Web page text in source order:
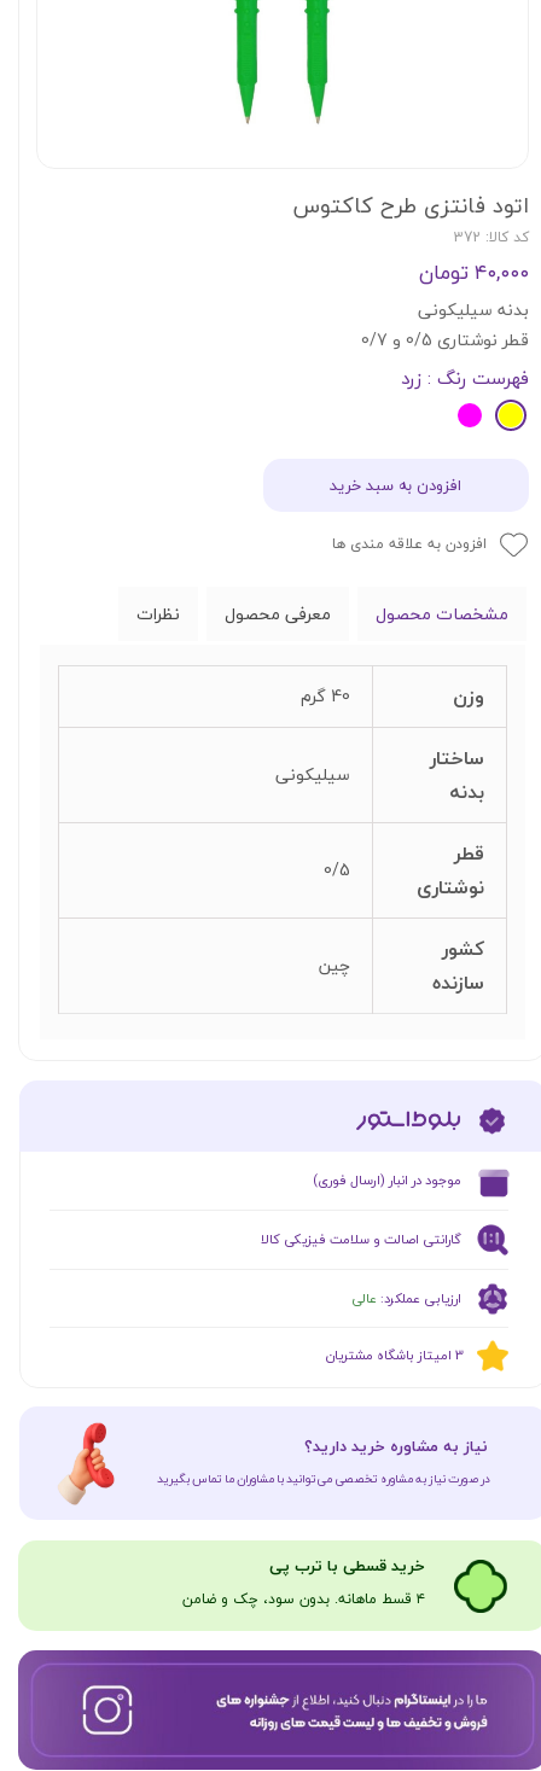
اتود فانتزی طرح کاکتوس
کد کالا: 372
۴۰,۰۰۰ تومان
بدنه سیلیکونی
قطر نوشتاری 0/5 و 0/7
فهرست رنگ : زرد
افزودن به سبد خرید
افزودن به علاقه مندی ها
مشخصات محصول معرفی محصول نظرات
وزن 40 گرم
ساختار
بدنه
سیلیکونی
قطر
نوشتاری
0/5
کشور
سازنده
چین
گارانتی اصالت و سلامت فیزیکی کالا
ارزیابی عملکرد: عالی
​موجود در انبار (ارسال فوری)
​​3 امیتاز باشگاه مشتریان
​نیاز به مشاوره خرید دارید؟
در صورت نیاز به مشاوره تخصصی می‌توانید با مشاوران ما تماس بگیرید
​​​خرید قسطی با ترب پی
۴ قسط ماهانه. بدون سود، چک و ضامن​​​​​​​